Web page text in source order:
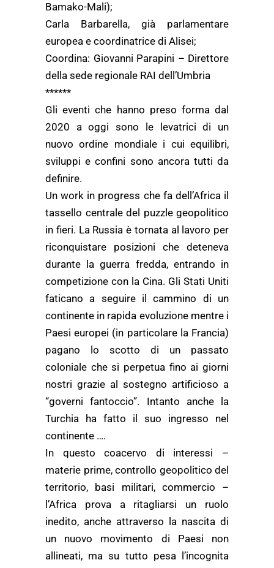
Bamako-Mali);
Carla Barbarella, già parlamentare
europea e coordinatrice di Alisei;
Coordina: Giovanni Parapini – Direttore
della sede regionale RAI dell’Umbria
******
Gli eventi che hanno preso forma dal
2020 a oggi sono le levatrici di un
nuovo ordine mondiale i cui equilibri,
sviluppi e confini sono ancora tutti da
definire.
Un work in progress che fa dell’Africa il
tassello centrale del puzzle geopolitico
in fieri. La Russia è tornata al lavoro per
riconquistare posizioni che deteneva
durante la guerra fredda, entrando in
competizione con la Cina. Gli Stati Uniti
faticano a seguire il cammino di un
continente in rapida evoluzione mentre i
Paesi europei (in particolare la Francia)
pagano lo scotto di un passato
coloniale che si perpetua fino ai giorni
nostri grazie al sostegno artificioso a
“governi fantoccio”. Intanto anche la
Turchia ha fatto il suo ingresso nel
continente ….
In questo coacervo di interessi –
materie prime, controllo geopolitico del
territorio, basi militari, commercio –
l’Africa prova a ritagliarsi un ruolo
inedito, anche attraverso la nascita di
un nuovo movimento di Paesi non
allineati, ma su tutto pesa l’incognita